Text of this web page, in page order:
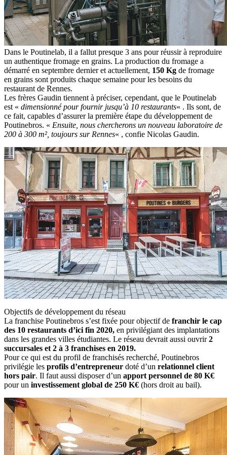
Dans le Poutinelab, il a fallut presque 3 ans pour réussir à reproduire
un authentique fromage en grains. La production du fromage a
démarré en septembre dernier et actuellement, 150 Kg de fromage
en grains sont produits chaque semaine pour les besoins du
restaurant de Rennes.
Les frères Gaudin tiennent à préciser, cependant, que le Poutinelab
est « dimensionné pour fournir jusqu’à 10 restaurants« . Ils sont, de
ce fait, capables d’assurer la première étape du développement de
Poutinebros. « Ensuite, nous chercherons un nouveau laboratoire de
200 à 300 m², toujours sur Rennes« , confie Nicolas Gaudin.
Objectifs de développement du réseau
La franchise Poutinebros s’est fixée pour objectif de franchir le cap
des 10 restaurants d’ici fin 2020, en privilégiant des implantations
dans les grandes villes étudiantes. Le réseau devrait aussi ouvrir2
succursales et 2 à 3 franchises en 2019.
Pour ce qui est du profil de franchisés recherché, Poutinebros
privilégie les profils d’entrepreneur doté d’un relationnel client
hors pair. Il faut aussi disposer d’un apport personnel de 80 K€
pour un investissement global de 250 K€ (hors droit au bail).